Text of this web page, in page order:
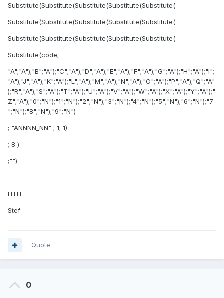
Substitute(Substitute(Substitute(Substitute(Substitute(
Substitute(Substitute(Substitute(Substitute(Substitute(
Substitute(Substitute(Substitute(Substitute(Substitute(
Substitute(code;
"A";"A");"B";"A");"C";"A");"D";"A");"E";"A");"F";"A");"G";"A");"H";"A");"I";
"A");"J";"A");"K";"A");"L";"A");"M";"A");"N";"A");"O";"A");"P";"A");"Q";"A"
);"R";"A");"S";"A");"T";"A");"U";"A");"V";"A");"W";"A");"X";"A");"Y";"A");"
Z";"A");"0";"N");"1";"N");"2";"N");"3";"N");"4";"N");"5";"N");"6";"N");"7
";"N");"8";"N");"9";"N")
; "ANNNN_NN" ; 1; 1)
; 8 )
;"")
HTH
Stef
Quote
0